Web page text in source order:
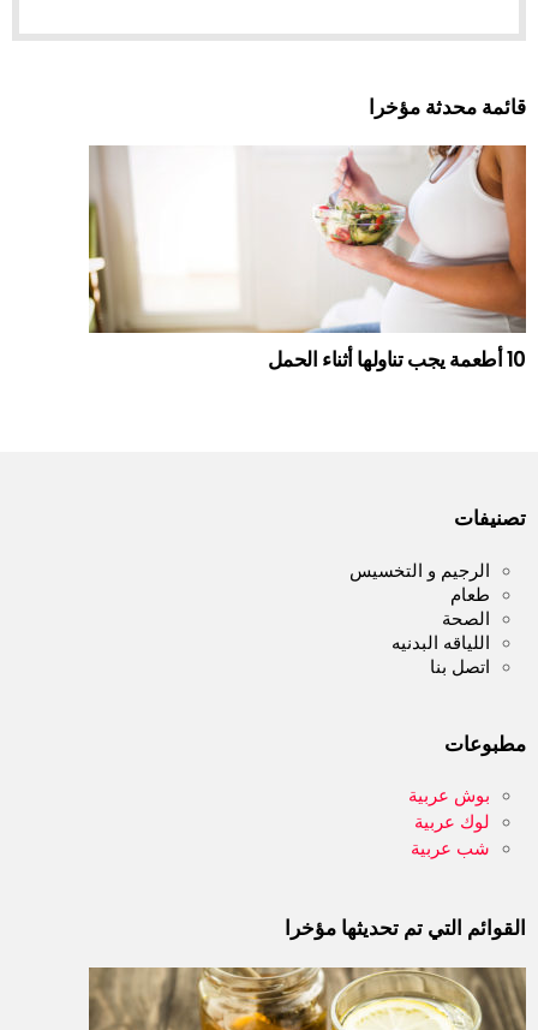
قائمة محدثة مؤخرا
10 أطعمة يجب تناولها أثناء الحمل
تصنيفات
الرجيم و التخسيس
طعام
الصحة
اللياقه البدنيه
اتصل بنا
مطبوعات
بوش عربية
لوك عربية
شب عربية
القوائم التي تم تحديثها مؤخرا